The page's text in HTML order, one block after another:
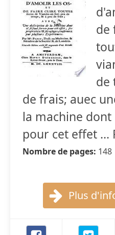
de
de
de frais; auec
la machine
pour cet effet ...
Nombre de pages: 148
Plus